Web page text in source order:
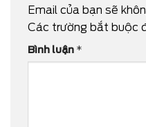
Email của bạn sẽ
Các trường bắt buộc
Bình luận *